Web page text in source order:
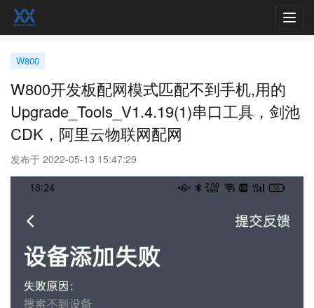
W800
W800开发板配网模式匹配不到手机,用的
Upgrade_Tools_V1.4.19(1)串口工具，剑池
CDK，阿里云物联网配网
发布于 2022-05-13 15:47:29